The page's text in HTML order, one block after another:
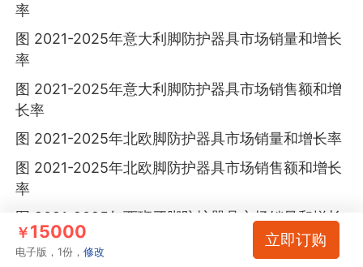
率
图 2021-2025年意大利脚防护器具市场销量和增长
率
图 2021-2025年意大利脚防护器具市场销售额和增
长率
图 2021-2025年北欧脚防护器具市场销量和增长率
图 2021-2025年北欧脚防护器具市场销售额和增长
率
图 2021-2025年西班牙脚防护器具市场销量和增长
率
￥15000
电子版，1份，修改
立即订购